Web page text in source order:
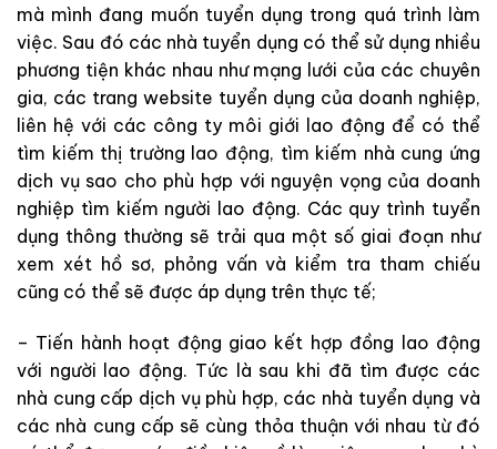
mà mình đang muốn tuyển dụng trong quá trình làm
việc. Sau đó các nhà tuyển dụng có thể sử dụng nhiều
phương tiện khác nhau như mạng lưới của các chuyên
gia, các trang website tuyển dụng của doanh nghiệp,
liên hệ với các công ty môi giới lao động để có thể
tìm kiếm thị trường lao động, tìm kiếm nhà cung ứng
dịch vụ sao cho phù hợp với nguyện vọng của doanh
nghiệp tìm kiếm người lao động. Các quy trình tuyển
dụng thông thường sẽ trải qua một số giai đoạn như
xem xét hồ sơ, phỏng vấn và kiểm tra tham chiếu
cũng có thể sẽ được áp dụng trên thực tế;
– Tiến hành hoạt động giao kết hợp đồng lao động
với người lao động. Tức là sau khi đã tìm được các
nhà cung cấp dịch vụ phù hợp, các nhà tuyển dụng và
các nhà cung cấp sẽ cùng thỏa thuận với nhau từ đó